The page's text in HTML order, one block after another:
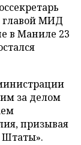
главой МИД
в Маниле 23
за делом
призывая
Штаты».